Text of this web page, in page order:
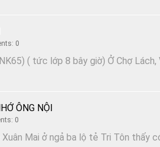
0
( tức lớp 8 bây giờ) Ở Chợ
ÔNG NỘI
0
Xuân Mai ở ngả ba lộ tẻ Tri Tôn thấy